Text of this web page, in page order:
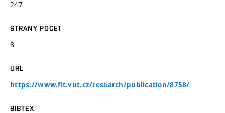
247
STRANY POČET
8
URL
https://www.fit.vut.cz/research/publication/8758/
BIBTEX